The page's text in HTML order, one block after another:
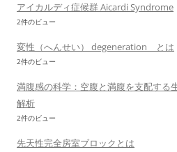
アイカルディ症候群 Aicardi Syndrome
2件のビュー
変性（へんせい） degeneration とは
2件のビュー
満腹感の科学：空腹と満腹を支配する
解析
2件のビュー
先天性完全房室ブロックとは